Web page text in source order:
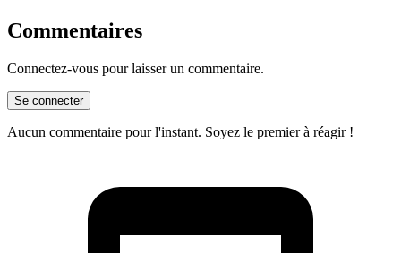
Commentaires
Connectez-vous pour laisser un commentaire.
Se connecter
Aucun commentaire pour l'instant. Soyez le premier à réagir !